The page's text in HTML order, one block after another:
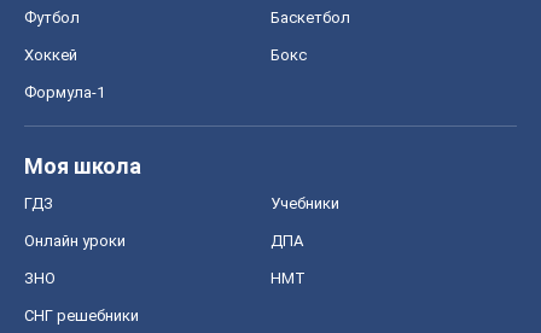
Футбол Баскетбол
Хоккей Бокс
Формула-1
Моя школа
ГДЗ Учебники
Онлайн уроки ДПА
ЗНО НМТ
СНГ решебники